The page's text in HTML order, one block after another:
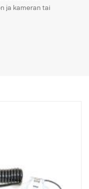
ja kameran tai